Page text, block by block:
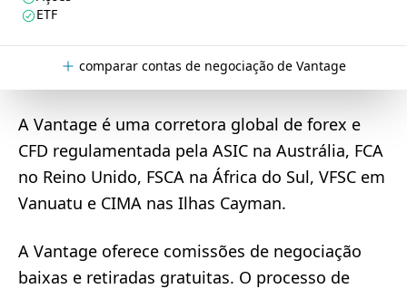
ETF
comparar contas de negociação de Vantage
A Vantage é uma corretora global de forex e
CFD regulamentada pela ASIC na Austrália, FCA
no Reino Unido, FSCA na África do Sul, VFSC em
Vanuatu e CIMA nas Ilhas Cayman.
A Vantage oferece comissões de negociação
baixas e retiradas gratuitas. O processo de